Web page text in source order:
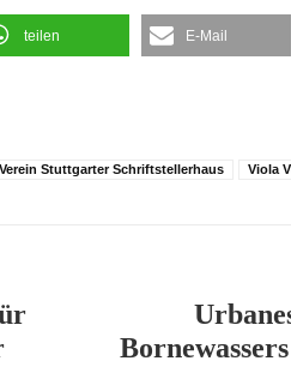
teilen E-Mail
Verein Stuttgarter Schriftstellerhaus Viola